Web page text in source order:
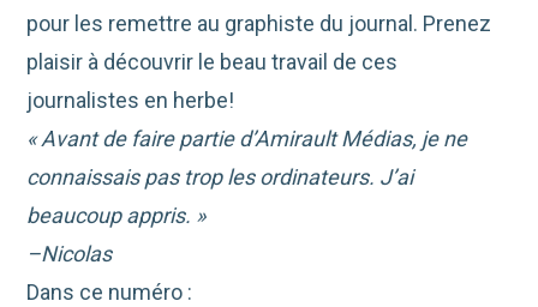
pour les remettre au graphiste du journal. Prenez
plaisir à découvrir le beau travail de ces
journalistes en herbe!
« Avant de faire partie d’Amirault Médias, je ne
connaissais pas trop les ordinateurs. J’ai
beaucoup appris. »
–Nicolas
Dans ce numéro :